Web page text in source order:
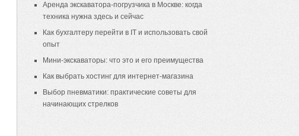
Аренда экскаватора-погрузчика в Москве: когда
техника нужна здесь и сейчас
Как бухгалтеру перейти в IT и использовать свой
опыт
Мини-экскаваторы: что это и его преимущества
Как выбрать хостинг для интернет-магазина
Выбор пневматики: практические советы для
начинающих стрелков